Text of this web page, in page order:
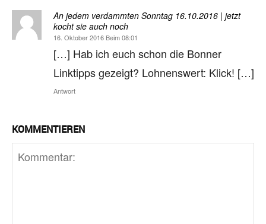
An jedem verdammten Sonntag 16.10.2016 | jetzt
kocht sie auch noch
16. Oktober 2016 Beim 08:01
[…] Hab ich euch schon die Bonner
Linktipps gezeigt? Lohnenswert: Klick! […]
Antwort
KOMMENTIEREN